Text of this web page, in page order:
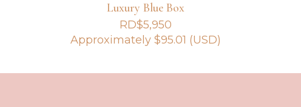
Luxury Blue Box
RD$5,950
Approximately$95.01 (USD)